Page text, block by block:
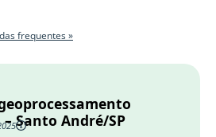
frequentes »
Santo André/SP